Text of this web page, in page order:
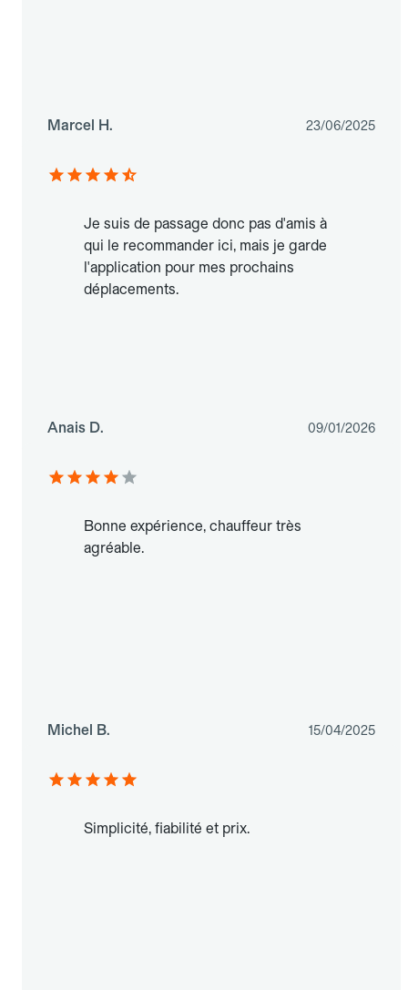
Marcel H. 23/06/2025
Je suis de passage donc pas d'amis à
qui le recommander ici, mais je garde
l'application pour mes prochains
déplacements.
Anais D. 09/01/2026
Bonne expérience, chauffeur très
agréable.
Michel B. 15/04/2025
Simplicité, fiabilité et prix.